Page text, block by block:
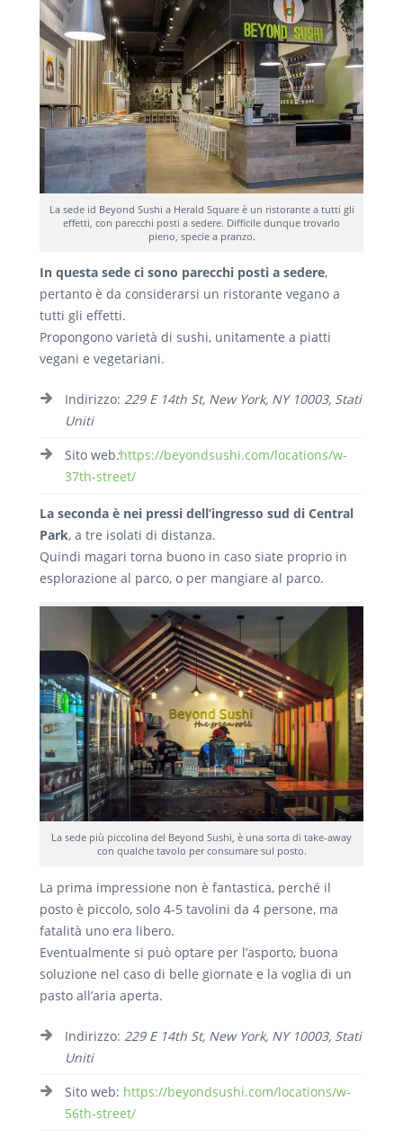
La sede id Beyond Sushi a Herald Square è un ristorante a tutti gli
effetti, con parecchi posti a sedere. Difficile dunque trovarlo
pieno, specie a pranzo.
In questa sede ci sono parecchi posti a sedere,
pertanto è da considerarsi un ristorante vegano a
tutti gli effetti.
Propongono varietà di sushi, unitamente a piatti
vegani e vegetariani.
Indirizzo: 229 E 14th St, New York, NY 10003, Stati
Uniti
Sito web:https://beyondsushi.com/locations/w-
37th-street/
La seconda è nei pressi dell’ingresso sud di Central
Park, a tre isolati di distanza.
Quindi magari torna buono in caso siate proprio in
esplorazione al parco, o per mangiare al parco.
La sede più piccolina del Beyond Sushi, è una sorta di take-away
con qualche tavolo per consumare sul posto.
La prima impressione non è fantastica, perché il
posto è piccolo, solo 4-5 tavolini da 4 persone, ma
fatalità uno era libero.
Eventualmente si può optare per l’asporto, buona
soluzione nel caso di belle giornate e la voglia di un
pasto all’aria aperta.
Indirizzo: 229 E 14th St, New York, NY 10003, Stati
Uniti
Sito web: https://beyondsushi.com/locations/w-
56th-street/